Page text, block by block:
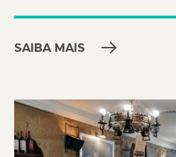
SAIBA MAIS